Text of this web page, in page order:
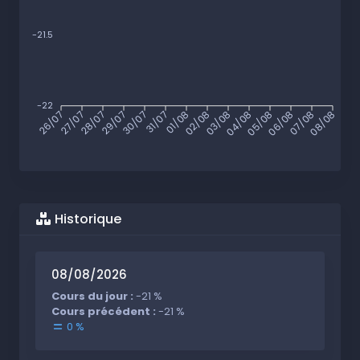
-21.5
-22
26/0727/0728/0729/0730/0731/0701/0802/0803/0804/0805/0806/0807/0808/08
Historique
08/08/2026
Cours du jour : -21 %
Cours précédent : -21 %
0 %